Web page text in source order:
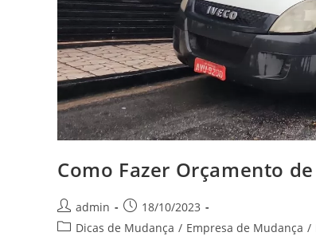
Como Fazer Orçamento
admin
18/10/2023
Dicas de Mudança / Empresa de Mudança /